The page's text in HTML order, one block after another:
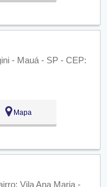
- Mauá - SP - CEP:
Mapa
Vila Ana Maria -